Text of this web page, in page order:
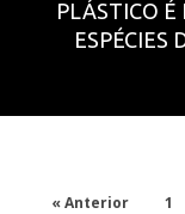
PLÁSTICO
ESPÉCIES
« Anterior 1